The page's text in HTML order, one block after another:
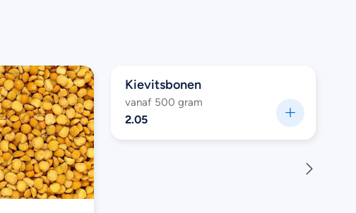
Kievitsbonen
vanaf 500 gram
2.05